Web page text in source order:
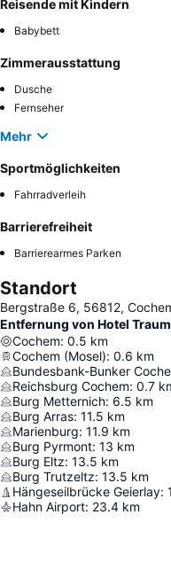
Reisende mit Kindern
Babybett
Zimmerausstattung
Dusche
Fernseher
Mehr
Sportmöglichkeiten
Fahrradverleih
Barrierefreiheit
Barrierearmes Parken
Standort
Bergstraße 6, 56812,
Entfernung von Hotel
Cochem: 0.5 km
Cochem (Mosel): 0.6 km
Bundesbank-Bunker
Reichsburg Cochem: 0.7
Burg Metternich: 6.5 km
Burg Arras: 11.5 km
Marienburg: 11.9 km
Burg Pyrmont: 13 km
Burg Eltz: 13.5 km
Burg Trutzeltz: 13.5 km
Hängeseilbrücke Geierlay:
Hahn Airport: 23.4 km